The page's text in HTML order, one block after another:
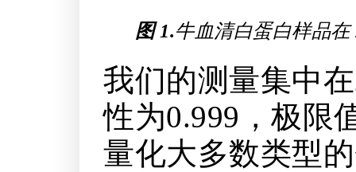
图 1.牛血清白蛋白样品
我们的测量集中
性为0.999，极限
量化大多数类型